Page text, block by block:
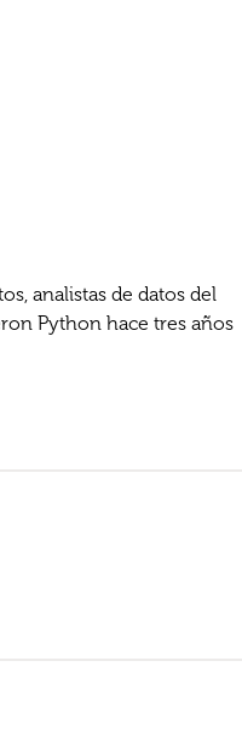
analistas de datos del
Python hace tres años